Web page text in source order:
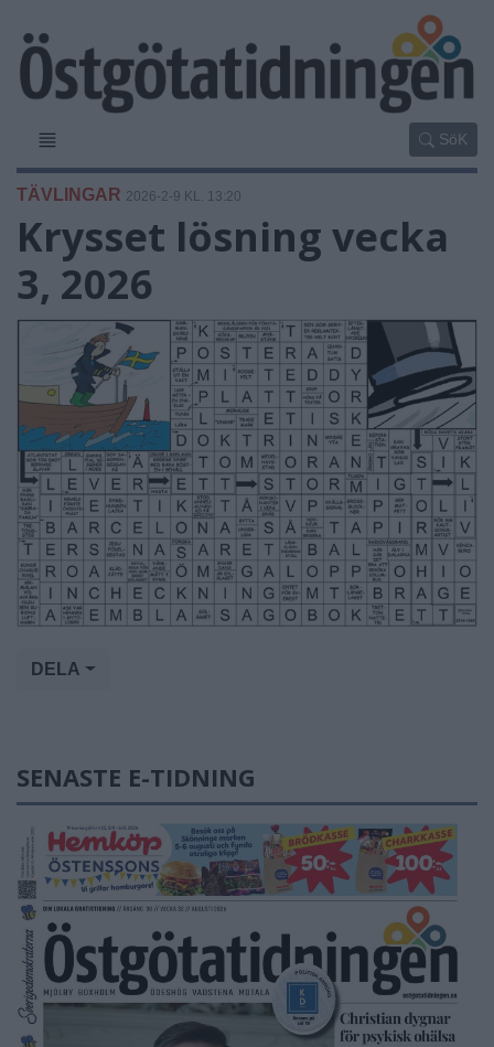
SöK
TÄVLINGAR 2026-2-9 KL. 13:20
Krysset lösning vecka
3, 2026
DELA
SENASTE E-TIDNING